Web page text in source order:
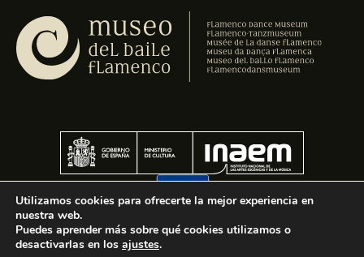
Utilizamos cookies para ofrecerte la mejor experiencia en
nuestra web.
Puedes aprender más sobre qué cookies utilizamos o
desactivarlas en los ajustes.